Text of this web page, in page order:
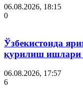
06.08.2026, 18:15
0
Ўзбекистонда
қурилиш ишлари
06.08.2026, 17:57
6